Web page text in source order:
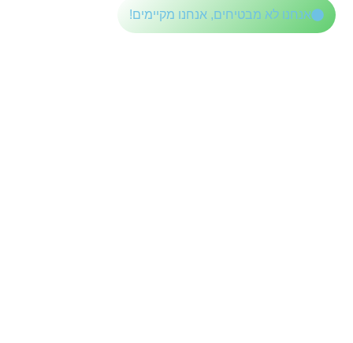
לתוכן אנחנו לא מבטיחים, אנחנו מקיימים!